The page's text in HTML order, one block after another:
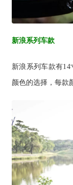
新浪系列车款
新浪系列车款有
颜色的选择，每款